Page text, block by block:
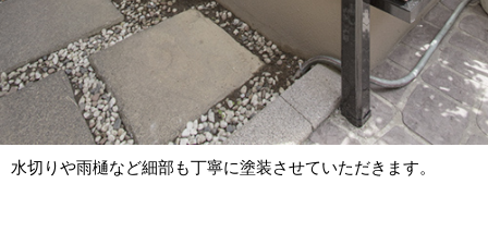
水切りや雨樋など細部も丁寧に塗装させていただきます。